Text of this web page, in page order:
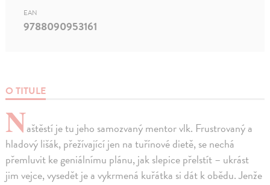
O TITULE
Naštěstí je tu jeho samozvaný mentor vlk. Frustrovaný a
hladový lišák, přežívající jen na tuřínové dietě, se nechá
přemluvit ke geniálnímu plánu, jak slepice přelstít – ukrást
jim vejce, vysedět je a vykrmená kuřátka si dát k obědu. Jenže
EAN
9788090953161